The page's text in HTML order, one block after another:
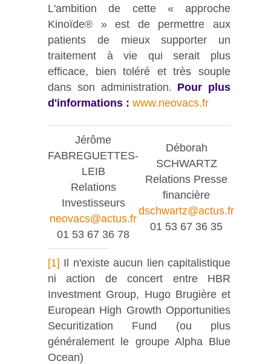
L'ambition de cette « approche
Kinoïde® » est de permettre aux
patients de mieux supporter un
traitement à vie qui serait plus
efficace, bien toléré et très souple
dans son administration. Pour plus
d'informations : www.neovacs.fr
Jérôme
FABREGUETTES-
LEIB
Relations
Investisseurs
neovacs@actus.fr
01 53 67 36 78
Déborah
SCHWARTZ
Relations Presse
financière
dschwartz@actus.fr
01 53 67 36 35
[1] Il n'existe aucun lien capitalistique
ni action de concert entre HBR
Investment Group, Hugo Brugière et
European High Growth Opportunities
Securitization Fund (ou plus
généralement le groupe Alpha Blue
Ocean)